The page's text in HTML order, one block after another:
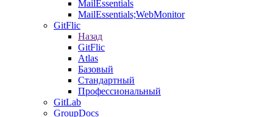
MailEssentials
MailEssentials;WebMonitor
GitFlic
Назад
GitFlic
Atlas
Базовый
Стандартный
Профессиональный
GitLab
GroupDocs